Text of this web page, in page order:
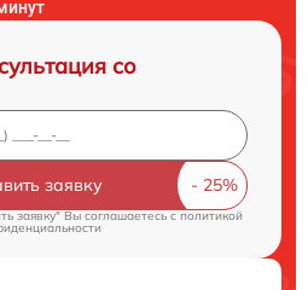
со
заявку
заявку" Вы соглашаетесь cполитикой